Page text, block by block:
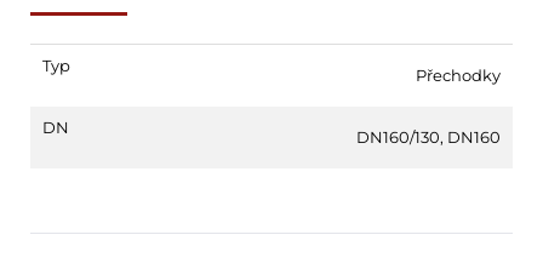
Typ Přechodky
DN DN160/130, DN160